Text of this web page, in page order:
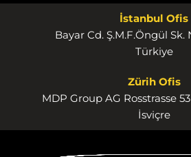
İstanbul Ofis
Bayar Cd. Ş.M.F.Öngül Sk.
Türkiye
Zürih Ofis
MDP Group AG Rosstrasse
İsviçre